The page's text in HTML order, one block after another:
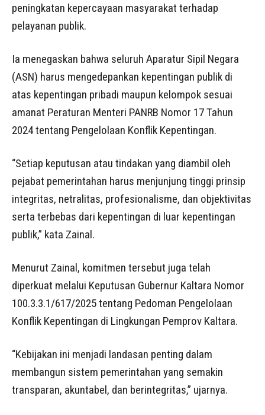
peningkatan kepercayaan masyarakat terhadap
pelayanan publik.
Ia menegaskan bahwa seluruh Aparatur Sipil Negara
(ASN) harus mengedepankan kepentingan publik di
atas kepentingan pribadi maupun kelompok sesuai
amanat Peraturan Menteri PANRB Nomor 17 Tahun
2024 tentang Pengelolaan Konflik Kepentingan.
“Setiap keputusan atau tindakan yang diambil oleh
pejabat pemerintahan harus menjunjung tinggi prinsip
integritas, netralitas, profesionalisme, dan objektivitas
serta terbebas dari kepentingan di luar kepentingan
publik,” kata Zainal.
Menurut Zainal, komitmen tersebut juga telah
diperkuat melalui Keputusan Gubernur Kaltara Nomor
100.3.3.1/617/2025 tentang Pedoman Pengelolaan
Konflik Kepentingan di Lingkungan Pemprov Kaltara.
“Kebijakan ini menjadi landasan penting dalam
membangun sistem pemerintahan yang semakin
transparan, akuntabel, dan berintegritas,” ujarnya.